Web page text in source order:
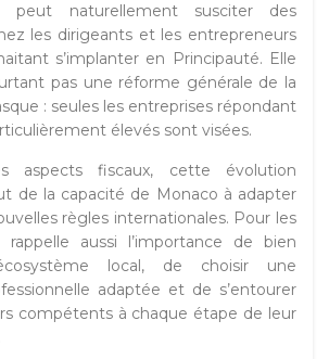
peut naturellement susciter des
les dirigeants et les entrepreneurs
s’implanter en Principauté. Elle
pas une réforme générale de la
: seules les entreprises répondant
élevés sont visées.
aspects fiscaux, cette évolution
de la capacité de Monaco à adapter
règles internationales. Pour les
rappelle aussi l’importance de bien
local, de choisir une
adaptée et de s’entourer
compétents à chaque étape de leur